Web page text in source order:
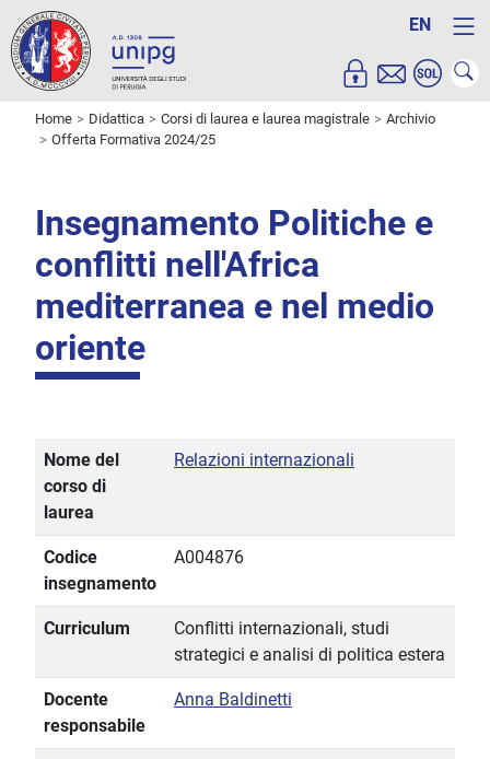
EN
Home Didattica Corsi di laurea e laurea magistrale
Archivio
Offerta Formativa 2024/25
Insegnamento Politiche e
conflitti nell'Africa
mediterranea e nel medio
oriente
Nome del
corso di
laurea
Relazioni internazionali
Codice
insegnamento
A004876
Curriculum
Conflitti internazionali, studi
strategici e analisi di politica estera
Docente
responsabile
Anna Baldinetti